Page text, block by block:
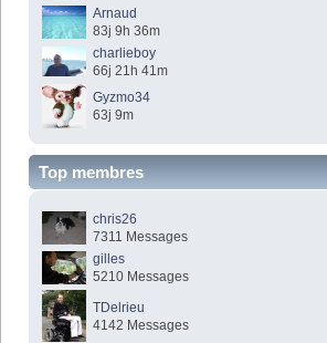
Arnaud
83j 9h 36m
charlieboy
66j 21h 41m
Gyzmo34
63j 9m
Top membres
chris26
7311 Messages
gilles
5210 Messages
TDelrieu
4142 Messages